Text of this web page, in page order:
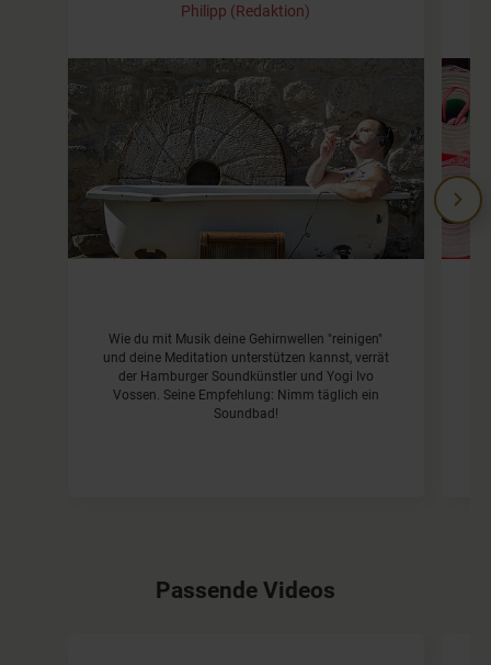
Philipp (Redaktion)
Wie du mit Musik deine Gehirnwellen "reinigen"
und deine Meditation unterstützen kannst, verrät
der Hamburger Soundkünstler und Yogi Ivo
Vossen. Seine Empfehlung: Nimm täglich ein
Soundbad!
Passende Videos